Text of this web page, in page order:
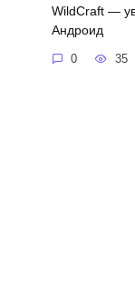
WildCraft —
Андроид
0 35